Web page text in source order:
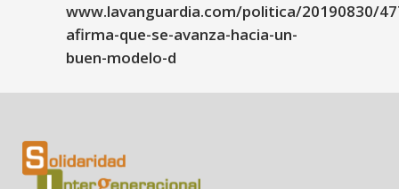
www.lavanguardia.com/politica/20190830/
afirma-que-se-avanza-hacia-un-
buen-modelo-d